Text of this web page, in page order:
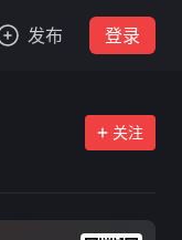
发布 登录
关注